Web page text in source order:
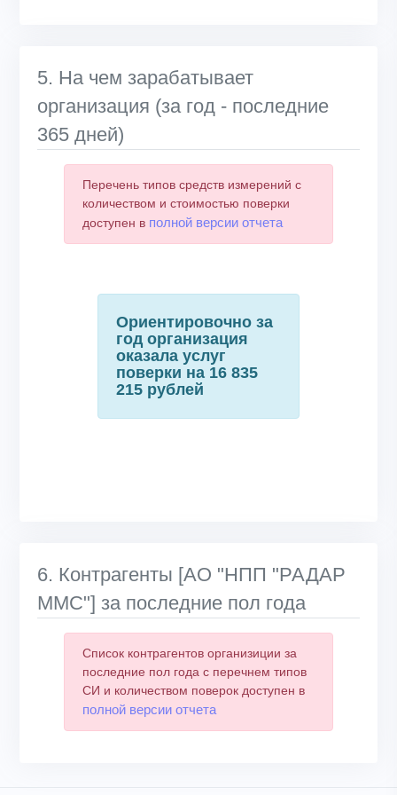
5. На чем зарабатывает
организация (за год - последние
365 дней)
Перечень типов средств измерений с
количеством и стоимостью поверки
доступен в полной версии отчета
Ориентировочно за
год организация
оказала услуг
поверки на 16 835
215 рублей
6. Контрагенты [АО "НПП "РАДАР
ММС"] за последние пол года
Список контрагентов организиции за
последние пол года с перечнем типов
СИ и количеством поверок доступен в
полной версии отчета